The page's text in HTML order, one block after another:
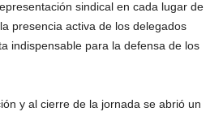
sindical en cada lugar de
presencia activa de los delegados
indispensable para la defensa de los
y al cierre de la jornada se abrió un